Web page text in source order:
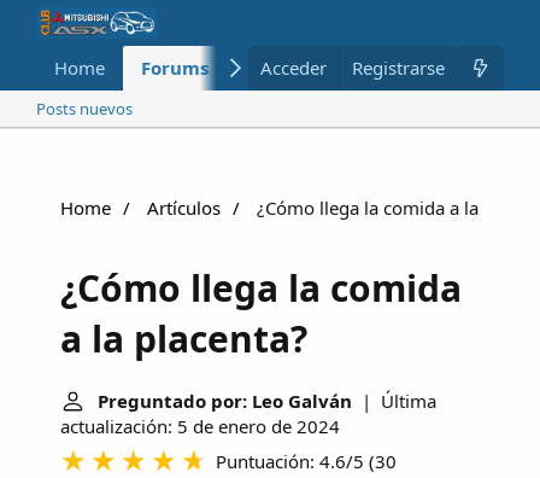
Home Forums Nuevo Miembros
Acceder Registrarse
Posts nuevos
Home Artículos ¿Cómo llega la comida a la
¿Cómo llega la comida
a la placenta?
Preguntado por: Leo Galván | Última
actualización: 5 de enero de 2024
Puntuación: 4.6/5 (30